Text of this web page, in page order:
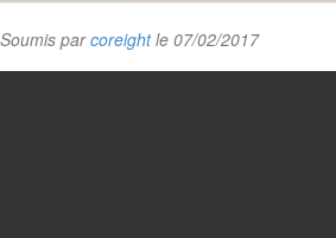
Soumis parcoreightle 07/02/2017